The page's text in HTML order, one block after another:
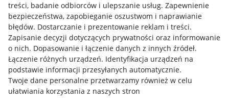
treści, badanie odbiorców i ulepszanie usług. Zapewnienie
bezpieczeństwa, zapobieganie oszustwom i naprawianie
błędów. Dostarczanie i prezentowanie reklam i treści.
Zapisanie decyzji dotyczących prywatności oraz informowanie
o nich. Dopasowanie i łączenie danych z innych źródeł.
Łączenie różnych urządzeń. Identyfikacja urządzeń na
podstawie informacji przesyłanych automatycznie.
Twoje dane personalne przetwarzamy również w celu
ułatwiania korzystania z naszych stron
Mapa miejscowości
Informacje prawne
Regulamin
Polityka plików "cookies"
Ustawienia plików "cookies"